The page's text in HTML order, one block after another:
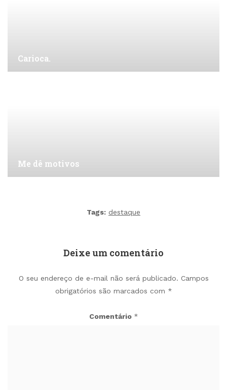
Carioca.
Me dê motivos
Tags: destaque
Deixe um comentário
O seu endereço de e-mail não será publicado. Campos
obrigatórios são marcados com *
Comentário *